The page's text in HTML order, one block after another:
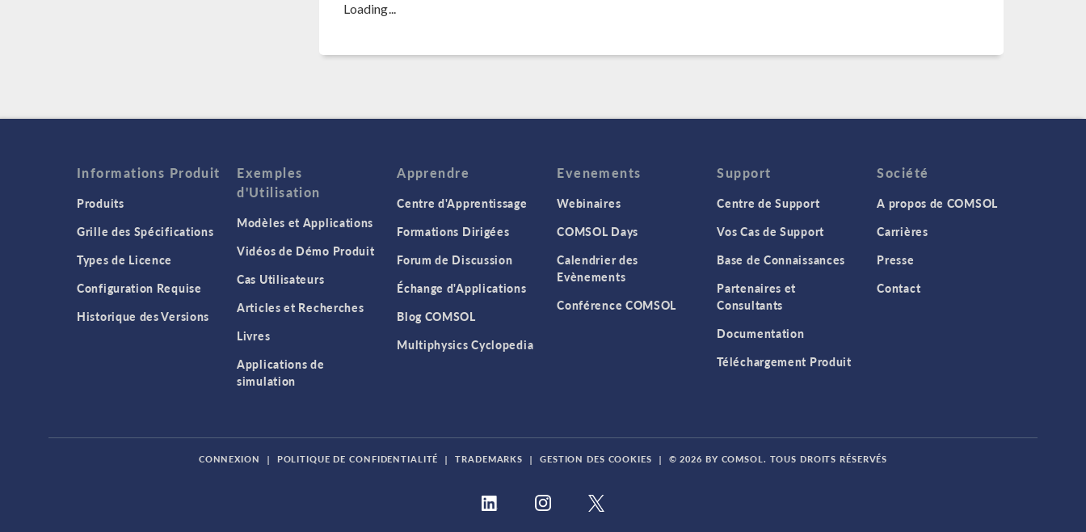
Loading...
Informations Produit
Produits
Grille des Spécifications
Types de Licence
Configuration Requise
Historique des Versions
Exemples
d'Utilisation
Modèles et Applications
Vidéos de Démo Produit
Cas Utilisateurs
Articles et Recherches
Livres
Applications de
simulation
Apprendre
Centre d'Apprentissage
Formations Dirigées
Forum de Discussion
Échange d'Applications
Blog COMSOL
Multiphysics Cyclopedia
Evenements
Webinaires
COMSOL Days
Calendrier des
Evènements
Conférence COMSOL
Support
Centre de Support
Vos Cas de Support
Base de Connaissances
Partenaires et
Consultants
Documentation
Téléchargement Produit
Société
A propos de COMSOL
Carrières
Presse
Contact
CONNEXION | POLITIQUE DE CONFIDENTIALITÉ | TRADEMARKS | GESTION DES COOKIES | © 2026 BY COMSOL. TOUS DROITS RÉSERVÉS